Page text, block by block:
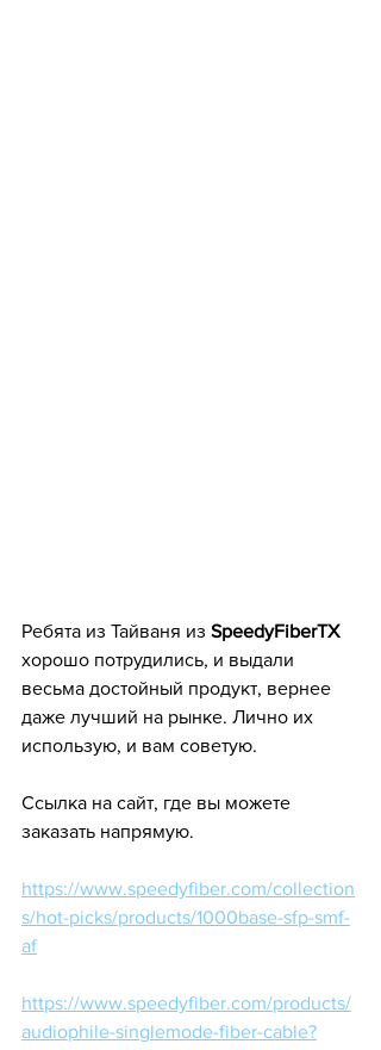
Ребята из Тайваня из SpeedyFiberTX
хорошо потрудились, и выдали
весьма достойный продукт, вернее
даже лучший на рынке. Лично их
использую, и вам советую.
Ссылка на сайт, где вы можете
заказать напрямую.
https://www.speedyfiber.com/collection
s/hot-picks/products/1000base-sfp-smf-
af
https://www.speedyfiber.com/products/
audiophile-singlemode-fiber-cable?